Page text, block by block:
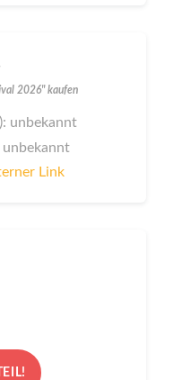
2026" kaufen
unbekannt
unbekannt
Link